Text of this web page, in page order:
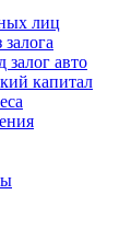
лиц
авто
капитал